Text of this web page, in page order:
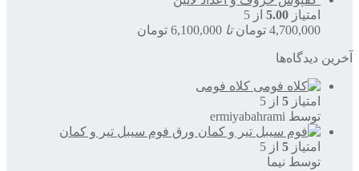
امتیاز 5.00 از 5
4,700,000 تومان تا 6,100,000 تومان
آخرین دیدگاه‌ها
کلاه فومی
امتیاز 5 از 5
توسط ermiyabahrami
ورق فوم سیبل تیر و کمان
امتیاز 5 از 5
توسط نیما